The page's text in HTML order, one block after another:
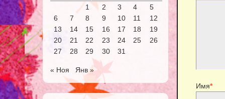
Имя*
1
2 3 4
5
6
7 8 9 10 11
12
13
14 15 16 17 18
19
20
21 22 23 24 25
26
27
28 29 30 31
« Ноя Янв »